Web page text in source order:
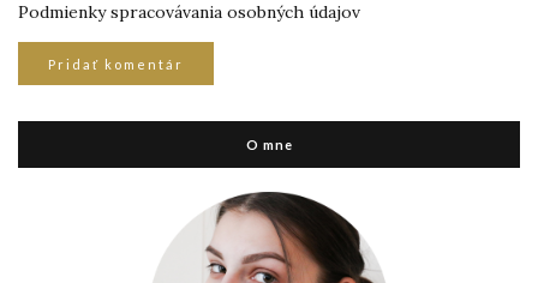
Podmienky spracovávania osobných údajov
O mne